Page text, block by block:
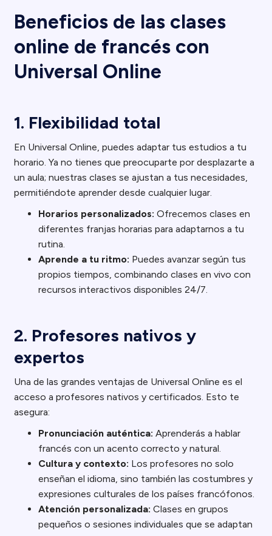
Beneficios de las clases
online de francés con
Universal Online
1. Flexibilidad total
En Universal Online, puedes adaptar tus estudios a tu
horario. Ya no tienes que preocuparte por desplazarte a
un aula; nuestras clases se ajustan a tus necesidades,
permitiéndote aprender desde cualquier lugar.
Horarios personalizados: Ofrecemos clases en
diferentes franjas horarias para adaptarnos a tu
rutina.
Aprende a tu ritmo: Puedes avanzar según tus
propios tiempos, combinando clases en vivo con
recursos interactivos disponibles 24/7.
2. Profesores nativos y
expertos
Una de las grandes ventajas de Universal Online es el
acceso a profesores nativos y certificados. Esto te
asegura:
Pronunciación auténtica: Aprenderás a hablar
francés con un acento correcto y natural.
Cultura y contexto: Los profesores no solo
enseñan el idioma, sino también las costumbres y
expresiones culturales de los países francófonos.
Atención personalizada: Clases en grupos
pequeños o sesiones individuales que se adaptan